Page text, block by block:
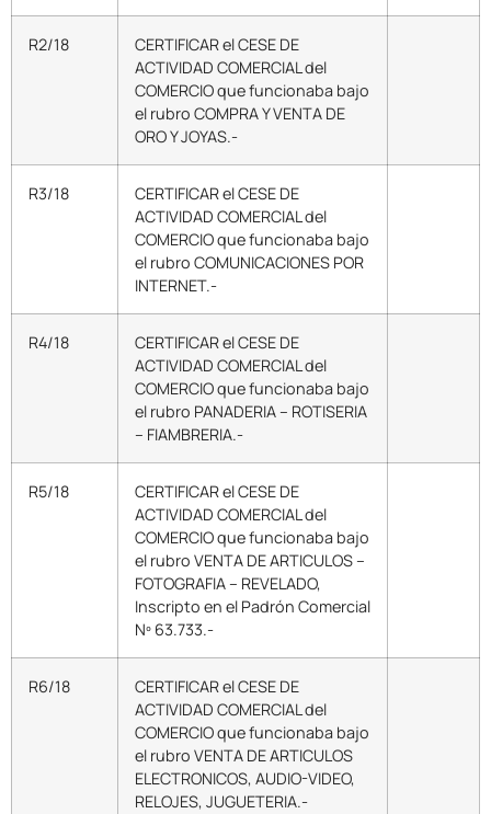
R2/18
CERTIFICAR el CESE DE
ACTIVIDAD COMERCIAL del
COMERCIO que funcionaba bajo
el rubro COMPRA Y VENTA DE
ORO Y JOYAS.-
R3/18
CERTIFICAR el CESE DE
ACTIVIDAD COMERCIAL del
COMERCIO que funcionaba bajo
el rubro COMUNICACIONES POR
INTERNET.-
R4/18
CERTIFICAR el CESE DE
ACTIVIDAD COMERCIAL del
COMERCIO que funcionaba bajo
el rubro PANADERIA – ROTISERIA
– FIAMBRERIA.-
R5/18
CERTIFICAR el CESE DE
ACTIVIDAD COMERCIAL del
COMERCIO que funcionaba bajo
el rubro VENTA DE ARTICULOS –
FOTOGRAFIA – REVELADO,
Inscripto en el Padrón Comercial
Nº 63.733.-
R6/18
CERTIFICAR el CESE DE
ACTIVIDAD COMERCIAL del
COMERCIO que funcionaba bajo
el rubro VENTA DE ARTICULOS
ELECTRONICOS, AUDIO-VIDEO,
RELOJES, JUGUETERIA.-